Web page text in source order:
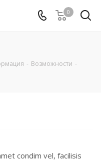
0
- Возможности -
condim vel, facilisis